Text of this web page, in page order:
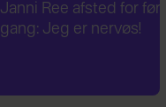
Janni Ree er fascineret
verdenskrig: Har